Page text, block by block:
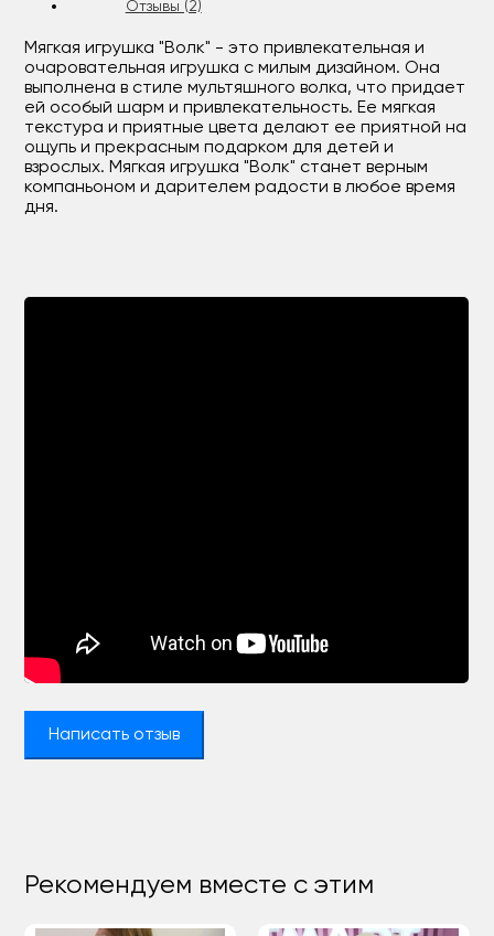
Отзывы (2)
Мягкая игрушка "Волк" - это привлекательная и
очаровательная игрушка с милым дизайном. Она
выполнена в стиле мультяшного волка, что придает
ей особый шарм и привлекательность. Ее мягкая
текстура и приятные цвета делают ее приятной на
ощупь и прекрасным подарком для детей и
взрослых. Мягкая игрушка "Волк" станет верным
компаньоном и дарителем радости в любое время
дня.
Написать отзыв
Рекомендуем вместе с этим